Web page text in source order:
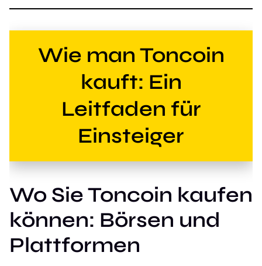
Wie man Toncoin
kauft: Ein
Leitfaden für
Einsteiger
Wo Sie Toncoin kaufen
können: Börsen und
Plattformen